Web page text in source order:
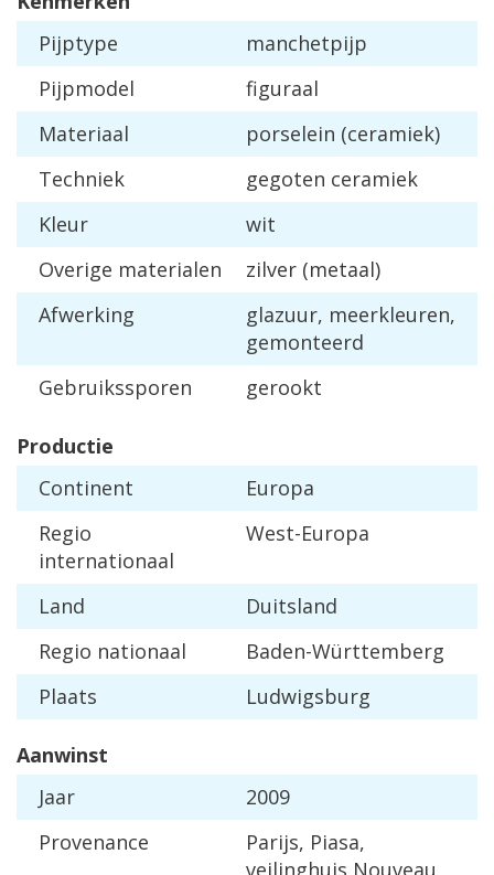
Pijptype
manchetpijp
Pijpmodel
figuraal
Materiaal
porselein (ceramiek)
Techniek
gegoten ceramiek
Kleur
wit
Overige materialen
zilver (metaal)
Afwerking
glazuur, meerkleuren,
gemonteerd
Gebruikssporen
gerookt
Productie
Continent
Europa
Regio
internationaal
West-Europa
Land
Duitsland
Regio nationaal
Baden-Württemberg
Plaats
Ludwigsburg
Aanwinst
Jaar
2009
Provenance
Parijs, Piasa,
veilinghuis Nouveau